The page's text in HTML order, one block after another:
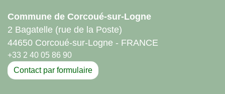
Commune de Corcoué-sur-Logne
2 Bagatelle (rue de la Poste)
44650 Corcoué-sur-Logne - FRANCE
+33 2 40 05 86 90
Contact par formulaire